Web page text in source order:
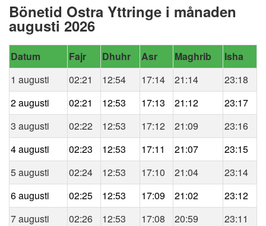
Bönetid Ostra Yttringe i månaden
augusti 2026
Datum Fajr Dhuhr Asr Maghrib
Isha
1 augusti
02:21 12:54 17:14 21:14
23:18
2 augusti
02:21 12:53 17:13 21:12
23:17
3 augusti
02:22 12:53 17:12 21:09
23:16
4 augusti
02:23 12:53 17:11 21:07
23:15
5 augusti
02:24 12:53 17:10 21:04
23:14
6 augusti
02:25 12:53 17:09 21:02
23:12
7 augusti
02:26 12:53 17:08 20:59
23:11